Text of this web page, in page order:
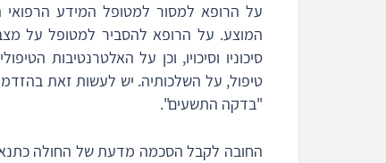
על הרופא למסור למטופל המידע
המוצע. על הרופא להסביר למטופל על
סיכוניו וסיכויו, וכן על האלטרנטיבות
טיפול, על השלכותיה. יש לעשות זאת
"בדקה התשעים".